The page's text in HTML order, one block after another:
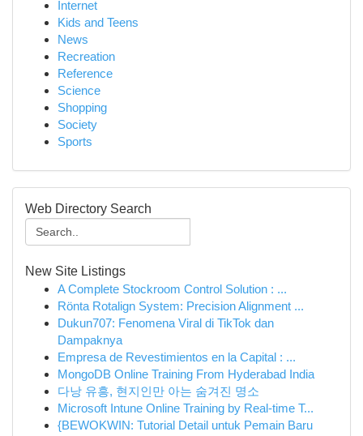
Internet
Kids and Teens
News
Recreation
Reference
Science
Shopping
Society
Sports
Web Directory Search
New Site Listings
A Complete Stockroom Control Solution : ...
Rönta Rotalign System: Precision Alignment ...
Dukun707: Fenomena Viral di TikTok dan
Dampaknya
Empresa de Revestimientos en la Capital : ...
MongoDB Online Training From Hyderabad India
다낭 유흥, 현지인만 아는 숨겨진 명소
Microsoft Intune Online Training by Real-time T...
{BEWOKWIN: Tutorial Detail untuk Pemain Baru